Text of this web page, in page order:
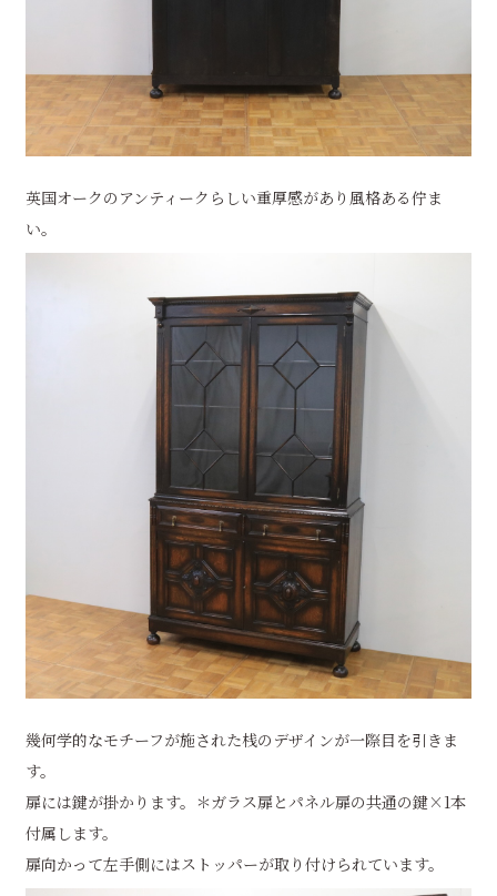
英国オークのアンティークらしい重厚感があり風格ある佇ま
い。
幾何学的なモチーフが施された桟のデザインが一際目を引きま
す。
扉には鍵が掛かります。＊ガラス扉とパネル扉の共通の鍵×1本
付属します。
扉向かって左手側にはストッパーが取り付けられています。